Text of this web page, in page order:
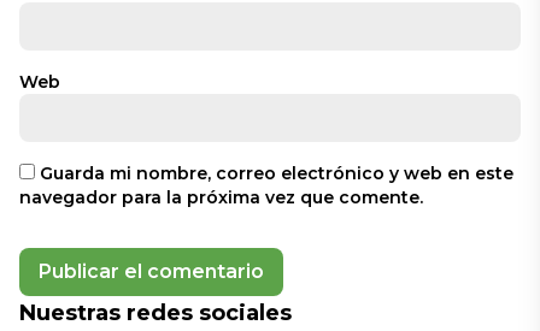
Web
Guarda mi nombre, correo electrónico y web en este
navegador para la próxima vez que comente.
Nuestras redes sociales